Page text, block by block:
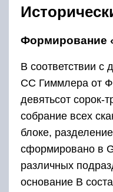
Формирование
В соответствии с
СС Гиммлера от
девятьсот сорок-
собрание всех
блоке,
сформировано в
различных
основание В